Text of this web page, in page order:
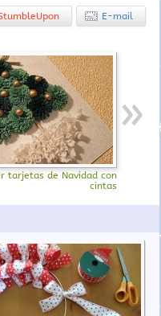
E-mail
tarjetas de Navidad con
cintas